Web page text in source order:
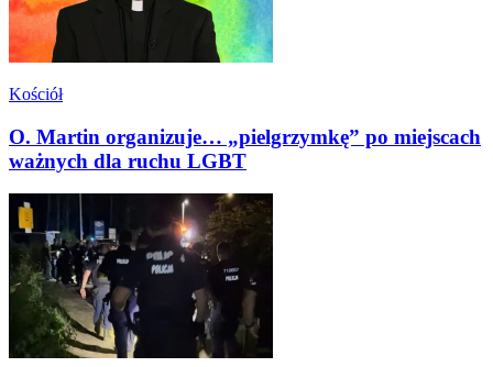
Kościół
O. Martin organizuje… „pielgrzymkę” po miejscach
ważnych dla ruchu LGBT